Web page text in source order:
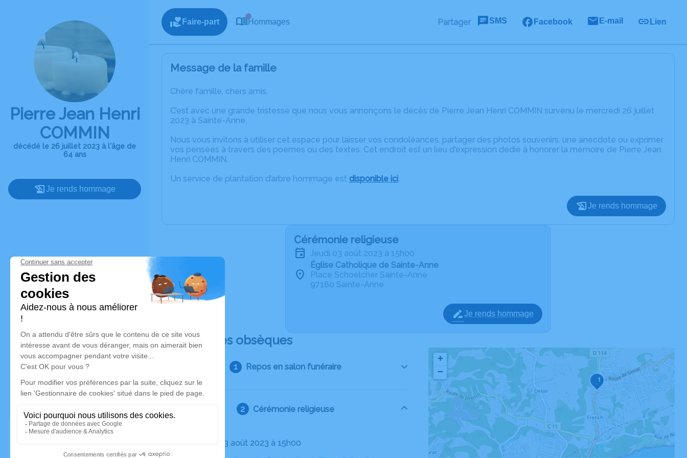
Pierre Jean Henri
COMMIN
décédé le 26 juillet 2023 à l'âge de
64 ans
Je rends hommage
Faire-part Hommages Partager SMS Facebook E-mail Lien
Message de la famille
Chère famille, chers amis,
C’est avec une grande tristesse que nous vous annonçons le décès de Pierre Jean Henri COMMIN survenu le mercredi 26 juillet
2023 à Sainte-Anne.
Nous vous invitons à utiliser cet espace pour laisser vos condoléances, partager des photos souvenirs, une anecdote ou exprimer
vos pensées à travers des poèmes ou des textes. Cet endroit est un lieu d'expression dédié à honorer la mémoire de Pierre Jean
Henri COMMIN.
Un service de plantation d’arbre hommage est disponible ici.
Je rends hommage
Cérémonie religieuse
jeudi 03 août 2023 à 15h00
Église Catholique de Sainte-Anne
Place Schoelcher Sainte-Anne
97180 Sainte-Anne
Je rends hommage
Déroulé des obsèques
Repos en salon funéraire
Cérémonie religieuse
Le jeudi 03 août 2023 à 15h00
1
+
−